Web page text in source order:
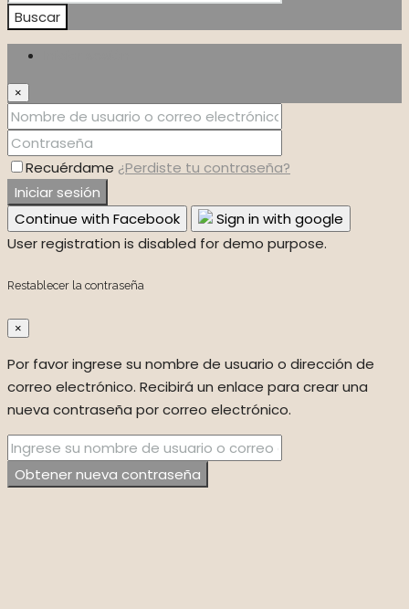
Buscar
×
Recuérdame ¿Perdiste tu contraseña?
Iniciar sesión
Continue with Facebook
Sign in with google
User registration is disabled for demo purpose.
Restablecer la contraseña
×
Por favor ingrese su nombre de usuario o dirección de
correo electrónico. Recibirá un enlace para crear una
nueva contraseña por correo electrónico.
Obtener nueva contraseña